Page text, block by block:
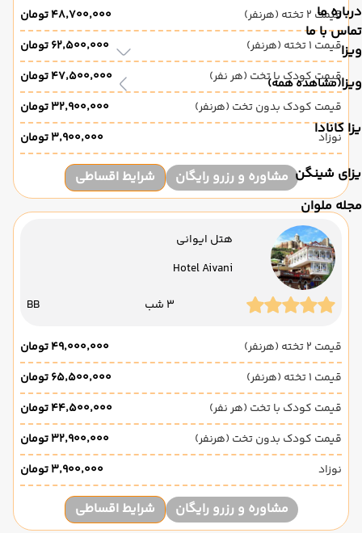
درباره ما
تماس با ما
ویزا
ویزا(مشاهده همه)
کانادا
شینگن
مجله ملوان
قیمت 2 تخته (هرنفر)
۴۸٬۷۰۰٬۰۰۰ تومان
قیمت 1 تخته (هرنفر)
۶۲٬۵۰۰٬۰۰۰ تومان
قیمت کودک با تخت (هر نفر)
۴۷٬۵۰۰٬۰۰۰ تومان
قیمت کودک بدون تخت (هرنفر)
۳۲٬۹۰۰٬۰۰۰ تومان
نوزاد
۳٬۹۰۰٬۰۰۰ تومان
مشاوره و رزرو رایگان شرایط اقساطی
هتل ایوانی
Hotel Aivani
3 شب BB
قیمت 2 تخته (هرنفر)
۴۹٬۰۰۰٬۰۰۰ تومان
قیمت 1 تخته (هرنفر)
۶۵٬۵۰۰٬۰۰۰ تومان
قیمت کودک با تخت (هر نفر)
۴۴٬۵۰۰٬۰۰۰ تومان
قیمت کودک بدون تخت (هرنفر)
۳۲٬۹۰۰٬۰۰۰ تومان
نوزاد
۳٬۹۰۰٬۰۰۰ تومان
مشاوره و رزرو رایگان شرایط اقساطی